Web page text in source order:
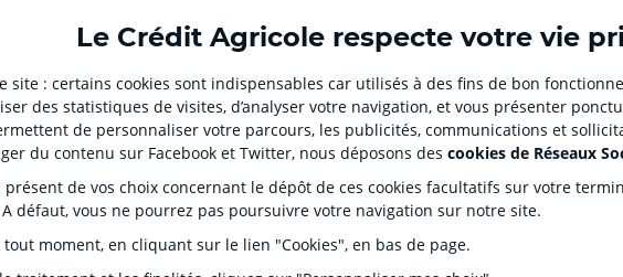
Le Crédit Agricole respecte votre vie
site : certains cookies sont indispensables car utilisés à des fins de bon
des statistiques de visites, d’analyser votre navigation, et vous présenter
de personnaliser votre parcours, les publicités, communications et
du contenu sur Facebook et Twitter, nous déposons des cookies de Réseaux
de vos choix concernant le dépôt de ces cookies facultatifs sur votre
défaut, vous ne pourrez pas poursuivre votre navigation sur notre site.
moment, en cliquant sur le lien "Cookies", en bas de page.
Ouvert
dans
un
nouvel
onglet
:
aller
sur
la
page
dans
un
nouvel
onglet
:
Aller
sur
la
page
Ouvert
dans
un
nouvel
onglet
:
aller
sur
la
page
Ouvert
dans
un
nouvel
onglet
:
aller
sur
page
Ouvert
dans
un
nouvel
onglet
:
Aller
sur
RELATION BANQUE CLIENT
et médiation
réglementaires
Fonds de Garantie des Dépôts et de Résolution (FGDR)
Résiliation
SITES SPECIALISES
Prêt immobilier en ligne
Agences immobilières Square
Habitat
Service de télésurveillance